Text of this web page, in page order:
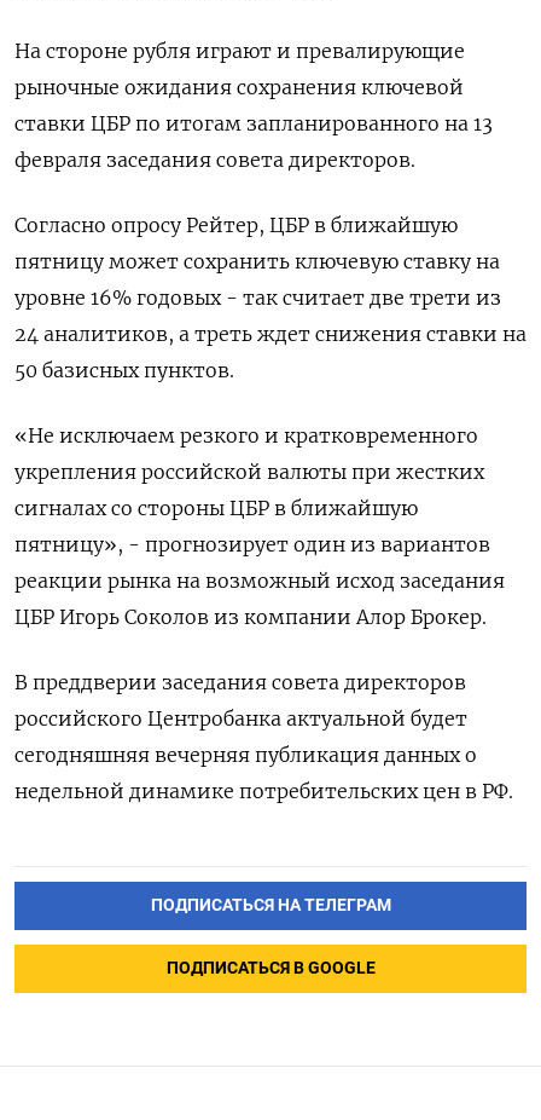
На стороне рубля ⁠играют и превалирующие
рыночные ожидания сохранения ключевой
ставки ЦБР по итогам запланированного на 13
февраля заседания совета директоров.
Согласно опросу Рейтер, ЦБР в ближайшую
пятницу может сохранить ключевую ставку на
‌уровне 16% годовых - так считает две трети из
24 аналитиков, а треть ждет снижения ставки на
50 базисных пунктов.
«Не ‌исключаем резкого и кратковременного
укрепления российской валюты при жестких
сигналах со стороны ЦБР в ближайшую
пятницу», - прогнозирует один из вариантов
реакции рынка на ​возможный исход заседания
ЦБР Игорь Соколов из компании Алор Брокер.
В преддверии заседания совета директоров
российского Центробанка ‌актуальной будет
сегодняшняя вечерняя публикация данных о
недельной динамике потребительских цен в РФ.
ПОДПИСАТЬСЯ НА ТЕЛЕГРАМ
ПОДПИСАТЬСЯ В GOOGLE